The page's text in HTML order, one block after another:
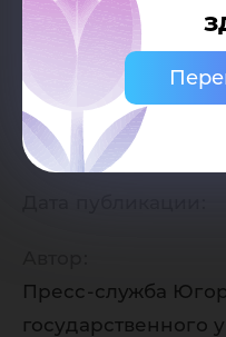
Пресс-служба
государственного